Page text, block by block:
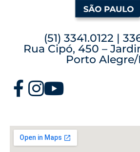
(51) 3341.0122 |
Rua Cipó, 450 –
Porto Alegre/